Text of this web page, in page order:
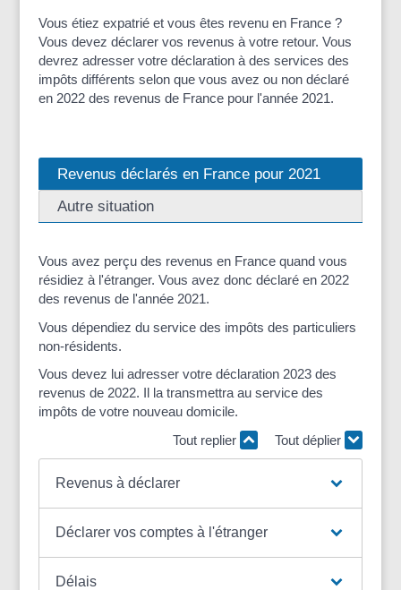
Vous étiez expatrié et vous êtes revenu en France ?
Vous devez déclarer vos revenus à votre retour. Vous
devrez adresser votre déclaration à des services des
impôts différents selon que vous avez ou non déclaré
en 2022 des revenus de France pour l'année 2021.
Revenus déclarés en France pour 2021
Autre situation
Vous avez perçu des revenus en France quand vous
résidiez à l'étranger. Vous avez donc déclaré en 2022
des revenus de l'année 2021.
Vous dépendiez du service des impôts des particuliers
non-résidents.
Vous devez lui adresser votre déclaration 2023 des
revenus de 2022. Il la transmettra au service des
impôts de votre nouveau domicile.
Tout replier
Tout déplier
Revenus à déclarer
Déclarer vos comptes à l'étranger
Délais